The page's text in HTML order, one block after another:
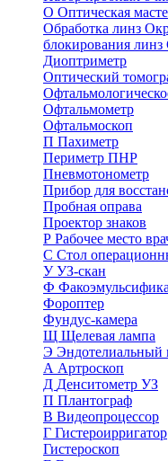
О Оптическая
Обработка линз
блокирования линз
Диоптриметр
Оптический
Офтальмометр
Офтальмоскоп
П Пахиметр
Периметр ПНР
Пневмотонометр
Прибор для
Пробная оправа
Проектор знаков
Р Рабочее место
С Стол
УУЗ-скан
Ф
Фороптер
Фундус-камера
Щ Щелевая лампа
Э Эндотелиальный
А Артроскоп
Д Денситометр УЗ
П Плантограф
В Видеопроцессор
Г Гистероирригатор
Гистероскоп